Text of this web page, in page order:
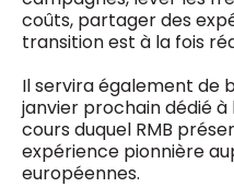
coûts, partager des
transition est à la fois
Il servira également de
janvier prochain dédié
cours duquel RMB
expérience pionnière
européennes.